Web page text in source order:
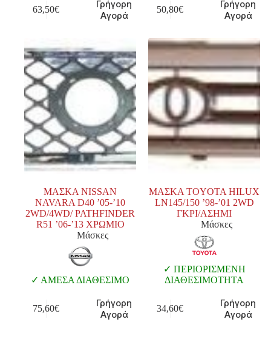
63,50€
Γρήγορη
Αγορά
50,80€
Γρήγορη
Αγορά
ΜΑΣΚΑ NISSAN
NAVARA D40 ’05-’10
2WD/4WD/ PATHFINDER
R51 ’06-’13 ΧΡΩΜΙΟ
Μάσκες
ΑΜΕΣΑ ΔΙΑΘΕΣΙΜΟ
75,60€
Γρήγορη
Αγορά
ΜΑΣΚΑ TOYOTA HILUX
LN145/150 ’98-’01 2WD
ΓΚΡΙ/ΑΣΗΜΙ
Μάσκες
ΠΕΡΙΟΡΙΣΜΕΝΗ
ΔΙΑΘΕΣΙΜΟΤΗΤΑ
34,60€
Γρήγορη
Αγορά